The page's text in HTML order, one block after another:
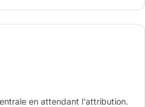
en attendant l'attribution.